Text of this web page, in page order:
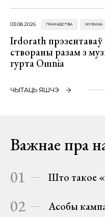
03.08.2026 ГРАМАДСТВА МУЗЫКА
Irdorath
створаны разам з
гурта Omnia
ЧЫТАЦЬ ЯШЧЭ
Важнае пра
01 Што такое
02 Асобы